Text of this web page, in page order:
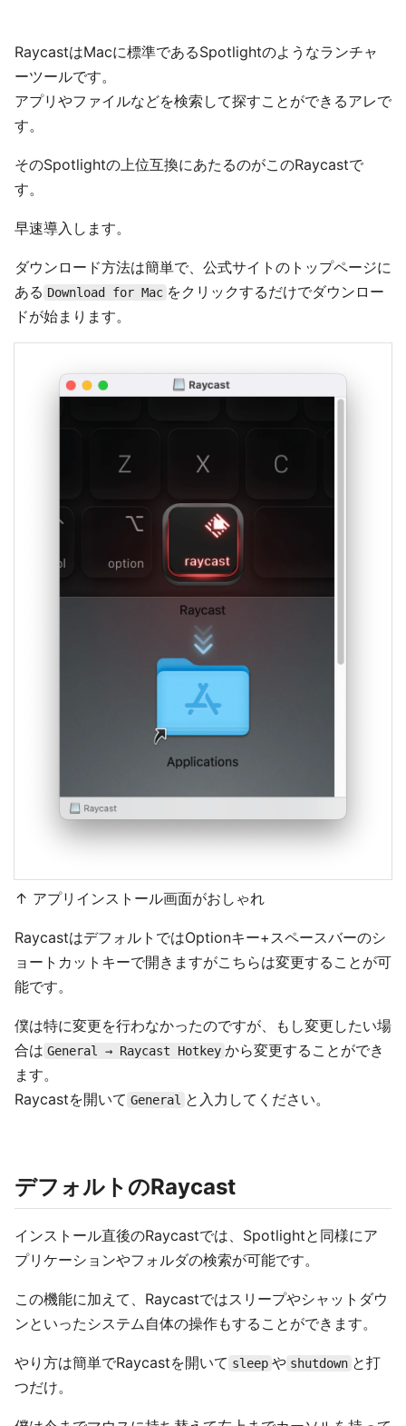
RaycastはMacに標準であるSpotlightのようなランチャ
ーツールです。
アプリやファイルなどを検索して探すことができるアレで
す。
そのSpotlightの上位互換にあたるのがこのRaycastで
す。
早速導入します。
ダウンロード方法は簡単で、公式サイトのトップページに
ある Download for Mac をクリックするだけでダウンロー
ドが始まります。
↑ アプリインストール画面がおしゃれ
RaycastはデフォルトではOptionキー+スペースバーのシ
ョートカットキーで開きますがこちらは変更することが可
能です。
僕は特に変更を行わなかったのですが、もし変更したい場
合は General → Raycast Hotkey から変更することができ
ます。
Raycastを開いて General と入力してください。
デフォルトのRaycast
インストール直後のRaycastでは、Spotlightと同様にア
プリケーションやフォルダの検索が可能です。
この機能に加えて、Raycastではスリープやシャットダウ
ンといったシステム自体の操作もすることができます。
やり方は簡単でRaycastを開いて sleep や shutdown と打
つだけ。